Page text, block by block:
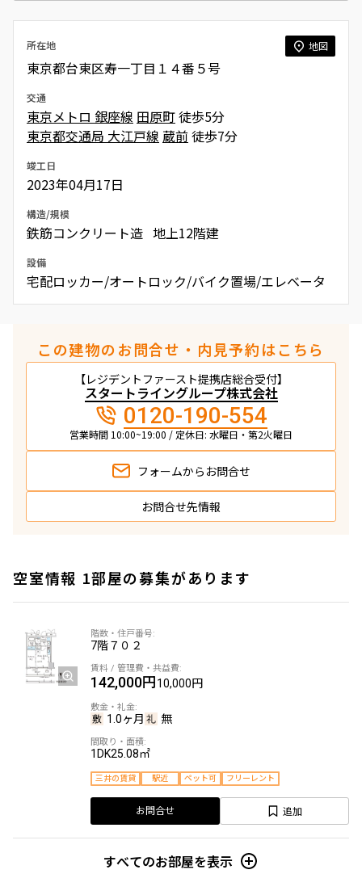
所在地 地図
東京都台東区寿一丁目１４番５号
交通
東京メトロ 銀座線 田原町徒歩5分
東京都交通局 大江戸線 蔵前徒歩7分
竣工日
2023年04月17日
構造/規模
鉄筋コンクリート造 地上12階建
設備
宅配ロッカー/オートロック/バイク置場/エレベータ
この建物のお問合せ・内見予約はこちら
【レジデントファースト提携店総合受付】
スタートライングループ株式会社
0120-190-554
営業時間 10:00~19:00 / 定休日: 水曜日・第2火曜日
フォームから お問合せ
お問合せ先情報
空室情報 1部屋の募集があります
7階７０２
142,000円10,000円
1.0ヶ月 無
1DK25.08㎡
三井の賃貸 駅近 ペット可 フリーレント
お問合せ 追加
すべてのお部屋を表示